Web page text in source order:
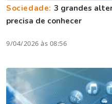
Sociedade: 3 grandes
precisa de conhecer
9/04/2026 às 08:56